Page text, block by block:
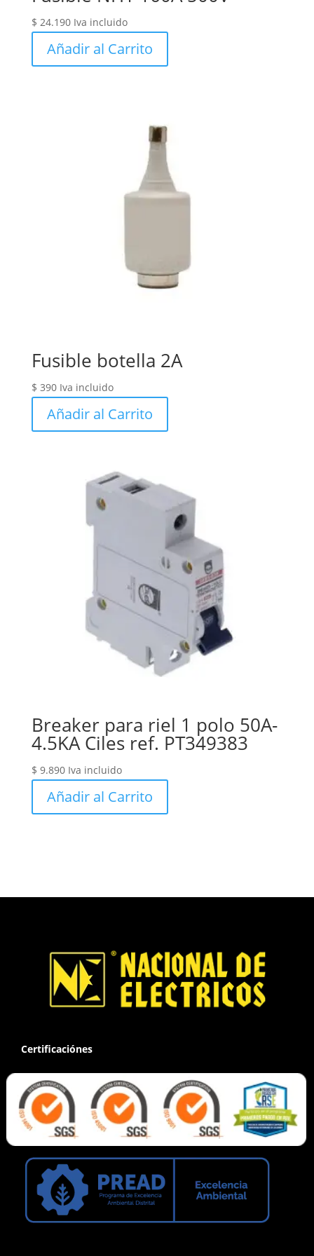
$ 24.190 Iva incluido
Añadir al Carrito
Fusible botella 2A
$ 390 Iva incluido
Añadir al Carrito
Breaker para riel 1 polo 50A-
4.5KA Ciles ref. PT349383
$ 9.890 Iva incluido
Añadir al Carrito
Certificaciónes